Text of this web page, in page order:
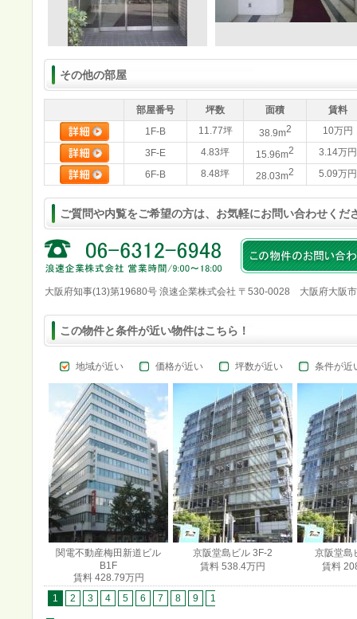
その他の部屋
部屋番号 坪数 面積
賃料
1F-B
11.77坪 38.9m2
10万円
3F-E
4.83坪 15.96m2
3.14万円
6F-B
8.48坪 28.03m2 5.09万円
ご質問や内覧をご希望の方は、お気軽にお問い合わせくだ
大阪府知事(13)第19680号 浪速企業株式会社 〒530-0028 大阪府大阪
この物件と条件が近い物件はこちら！
地域が近い 価格が近い 坪数が近い 条件が近
関電不動産梅田新道ビル
B1F
賃料 428.79万円
京阪堂島ビル 3F-2
賃料 538.4万円
京阪堂島
賃料
1 2 3 4 5 6 7 8 9 10